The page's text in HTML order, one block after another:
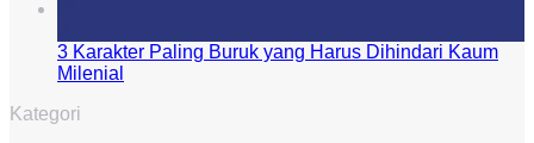
3 Karakter Paling Buruk yang Harus Dihindari Kaum
Milenial
Kategori